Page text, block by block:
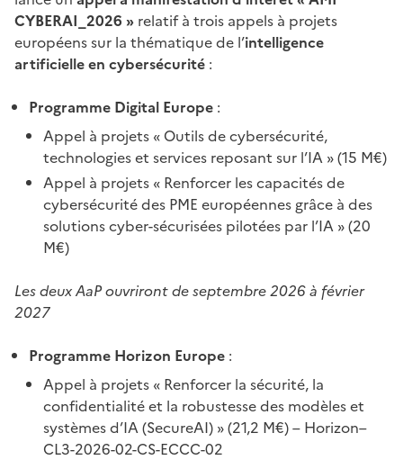
CYBERAI_2026 » relatif à trois appels à projets
européens sur la thématique de l’intelligence
artificielle en cybersécurité :
Programme Digital Europe :
Appel à projets « Outils de cybersécurité,
technologies et services reposant sur l’IA » (15 M€)
Appel à projets « Renforcer les capacités de
cybersécurité des PME européennes grâce à des
solutions cyber-sécurisées pilotées par l’IA » (20
M€)
Les deux AaP ouvriront de septembre 2026 à février
2027
Programme Horizon Europe :
Appel à projets « Renforcer la sécurité, la
confidentialité et la robustesse des modèles et
systèmes d’IA (SecureAI) » (21,2 M€) – Horizon–
CL3-2026-02-CS-ECCC-02